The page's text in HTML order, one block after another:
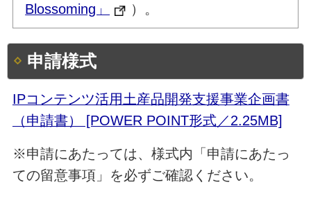
Blossoming」
）。
申請様式
IPコンテンツ活用土産品開発支援事業企画書
（申請書） [POWER POINT形式／2.25MB]
※申請にあたっては、様式内「申請にあたっ
ての留意事項」を必ずご確認ください。